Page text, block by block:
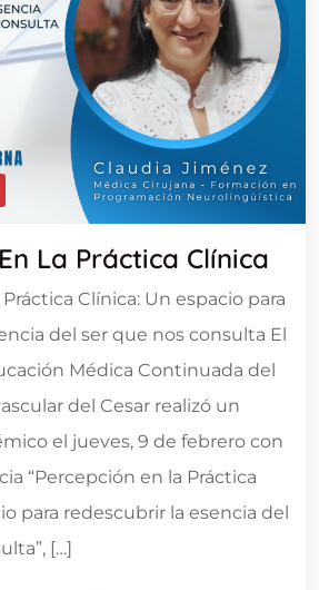
La Práctica Clínica
Clínica: Un espacio para
del ser que nos consulta El
Médica Continuada del
del Cesar realizó un
el jueves, 9 de febrero con
“Percepción en la Práctica
para redescubrir la esencia del
[…]